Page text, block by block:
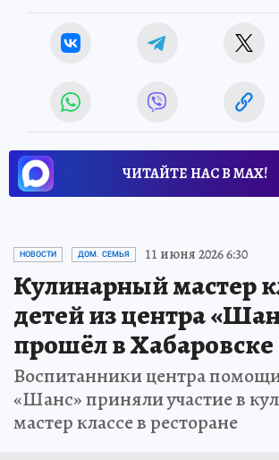
НОВОСТИ ДОМ. СЕМЬЯ 11 июня 2026 6:30
Кулинарный мастер
детей из центра
прошёл в Хабаровске
Воспитанники центра
«Шанс» приняли участие в